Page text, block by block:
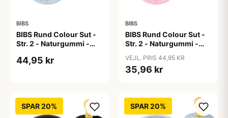
BIBS
BIBS Rund Colour Sut -
Str. 2 - Naturgummi -
44,95 kr
BIBS
BIBS Rund Colour Sut -
Str. 2 - Naturgummi -
VEJL. PRIS 44,95 KR
35,96 kr
SPAR 20% SPAR 20%